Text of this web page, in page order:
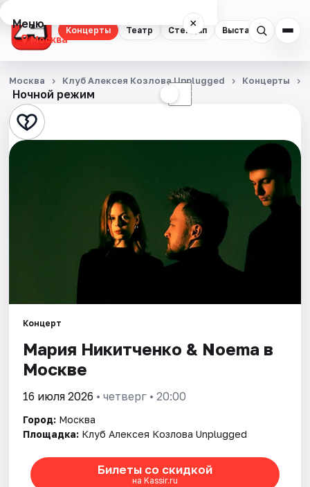
Концерты Театр Стендап Выставки
Меню ×
Москва
Концерты
Театр
Стендап
Города
Площадки
Рейтинги
Ночной режим ☾
Москва Клуб Алексея Козлова Unplugged Концерты
Концерт
Мария Никитченко & Noema в
Москве
16 июля 2026 • четверг • 20:00
Город: Москва
Площадка: Клуб Алексея Козлова Unplugged
Билеты со скидкой
на Kassir.ru